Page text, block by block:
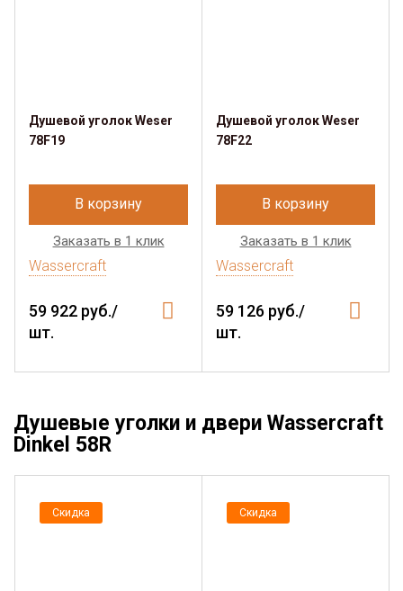
Душевой уголок Weser
78F19
В корзину
Заказать в 1 клик
Wassercraft
59 922 руб./
шт.
Душевой уголок Weser
78F22
В корзину
Заказать в 1 клик
Wassercraft
59 126 руб./
шт.
Душевые уголки и двери Wassercraft
Dinkel 58R
Скидка Скидка